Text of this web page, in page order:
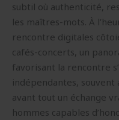
subtil où authenticité,
les maîtres-mots. À
rencontre digitales
cafés-concerts, un
favorisant la rencontre
indépendantes,
avant tout un échange
hommes capables